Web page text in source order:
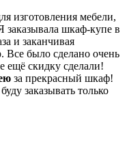
изготовления мебели,
шкаф-купе в
и заканчивая
было сделано очень
ещё скидку сделали!
за прекрасный шкаф!
заказывать только